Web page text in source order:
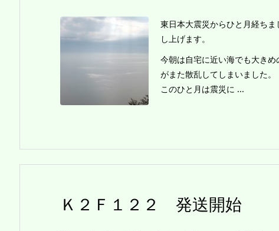
東日本大震災からひと月経ち
し上げます。
今朝は自宅に近い海でも大き
がまた散乱してしまいました。
このひと月は震災に ...
Ｋ２Ｆ１２２ 発送開始